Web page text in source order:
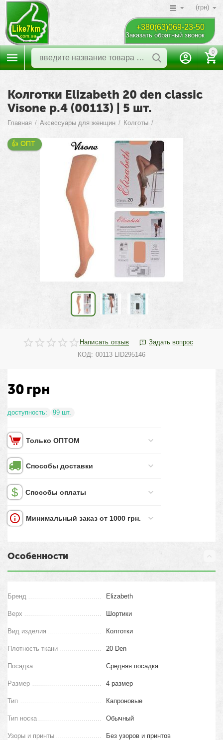
(грн)
+380(63)069-23-50
Заказать обратный звонок
0
Колготки Elizabeth 20 den classic
Visone р.4 (00113) | 5 шт.
Главная / Аксессуары для женщин / Колготы /
👍 ОПТ
Написать отзыв
Задать вопрос
КОД: 00113 LID295146
30грн
доступность: 99 шт.
Только ОПТОМ
Способы доставки
Способы оплаты
Минимальный заказ от 1000 грн.
Особенности
Бренд Elizabeth
Верх Шортики
Вид изделия Колготки
Плотность ткани 20 Den
Посадка Средняя посадка
Размер 4 размер
Тип Капроновые
Тип носка Обычный
Узоры и принты Без узоров и принтов